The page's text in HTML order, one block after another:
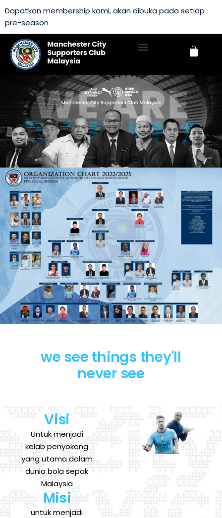
Dapatkan membership kami, akan dibuka pada setiap
pre-season
we see things they'll
never see
Visi
Untuk menjadi
kelab penyokong
yang utama dalam
dunia bola sepak
Malaysia
Misi
untuk menjadi